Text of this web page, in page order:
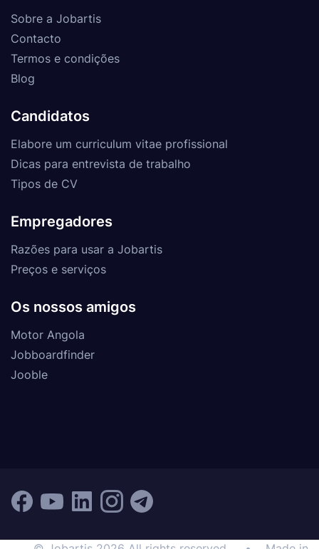
Sobre a Jobartis
Contacto
Termos e condições
Blog
Candidatos
Elabore um curriculum vitae profissional
Dicas para entrevista de trabalho
Tipos de CV
Empregadores
Razões para usar a Jobartis
Preços e serviços
Os nossos amigos
Motor Angola
Jobboardfinder
Jooble